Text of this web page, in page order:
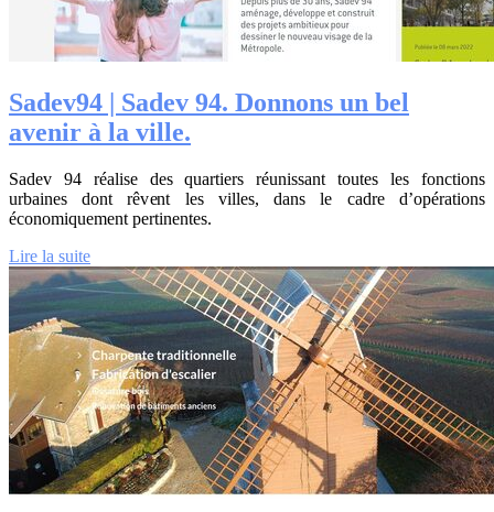
Sadev94 | Sadev 94. Donnons un bel
avenir à la ville.
Sadev 94 réalise des quartiers réunissant toutes les fonctions
urbaines dont rêvent les villes, dans le cadre d’opérations
économiquement pertinentes.
Lire la suite